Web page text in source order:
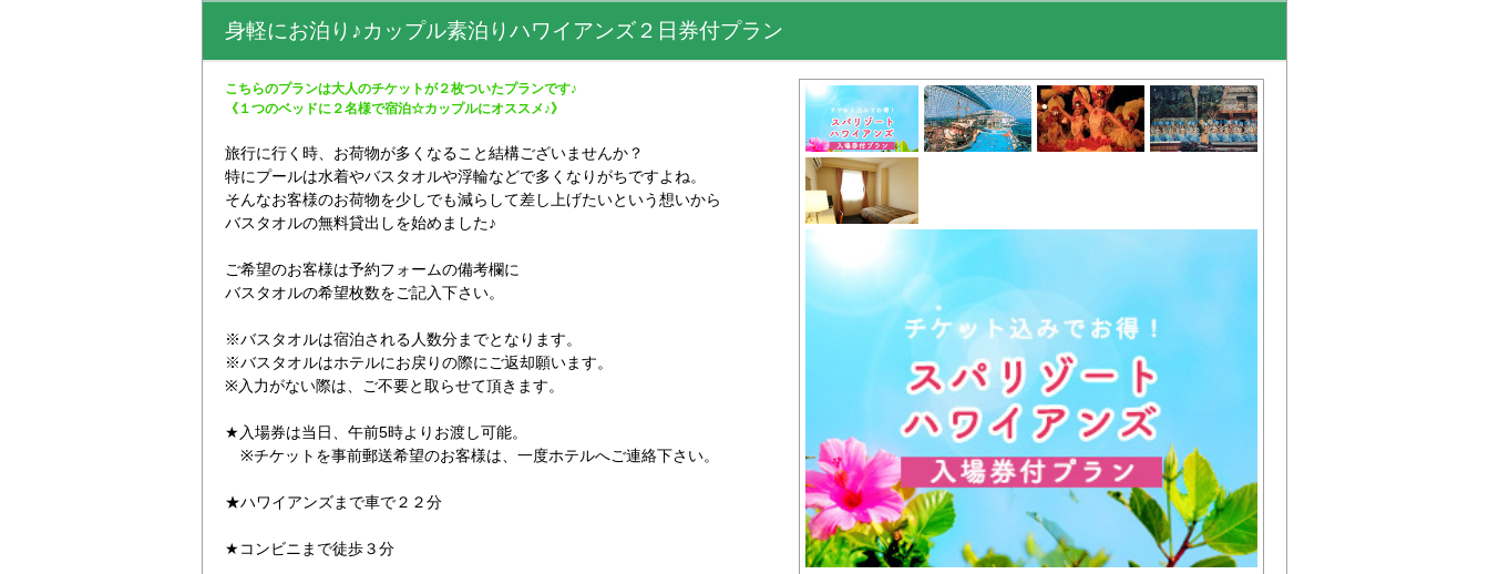
身軽にお泊り♪カップル素泊りハワイアンズ２日券付プラン
こちらのプランは大人のチケットが２枚ついたプランです♪
《１つのベッドに２名様で宿泊☆カップルにオススメ♪》
旅行に行く時、お荷物が多くなること結構ございませんか？
特にプールは水着やバスタオルや浮輪などで多くなりがちですよね。
そんなお客様のお荷物を少しでも減らして差し上げたいという想いから
バスタオルの無料貸出しを始めました♪
ご希望のお客様は予約フォームの備考欄に
バスタオルの希望枚数をご記入下さい。
※バスタオルは宿泊される人数分までとなります。
※バスタオルはホテルにお戻りの際にご返却願います。
※入力がない際は、ご不要と取らせて頂きます。
★入場券は当日、午前5時よりお渡し可能。
※チケットを事前郵送希望のお客様は、一度ホテルへご連絡下さい。
★ハワイアンズまで車で２２分
★コンビニまで徒歩３分